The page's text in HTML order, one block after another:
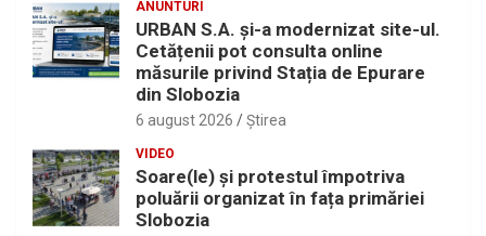
ANUNTURI
URBAN S.A. și-a modernizat site-ul.
Cetățenii pot consulta online
măsurile privind Stația de Epurare
din Slobozia
6 august 2026 Ştirea
VIDEO
Soare(le) și protestul împotriva
poluării organizat în fața primăriei
Slobozia